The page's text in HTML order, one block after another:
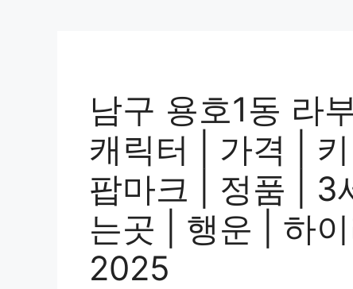
남구 용호1동 라
캐릭터 | 가격 | 키
팝마크 | 정품 | 3
는곳 | 행운 | 하이
2025